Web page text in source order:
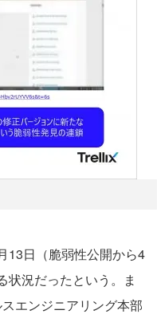
13日（脆弱性公開から4
状況だったという。ま
エンジニアリング本部